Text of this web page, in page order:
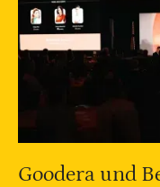
Goodera und